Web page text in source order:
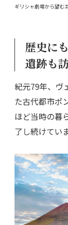
ギリシャ劇場から望む
歴史に
遺跡も
紀元79年、ヴ
た古代都市ポ
ほど当時の暮
了し続けてい